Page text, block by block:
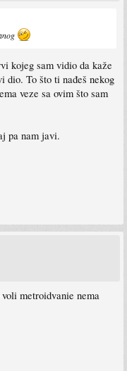
kojeg sam vidio da kaže
dio. To što ti nađeš nekog
veze sa ovim što sam
pa nam javi.
metroidvanie nema